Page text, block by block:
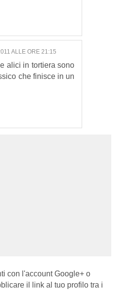
ALLE ORE 21:15
alici in tortiera sono
che finisce in un
con l'account Google+ o
il link al tuo profilo tra i